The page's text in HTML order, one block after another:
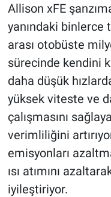
Allison xFE
yanındaki binlerce
arası otobüste
sürecinde kendini
daha düşük
yüksek viteste ve
çalışmasını
verimliliğini
emisyonları
ısı atımını
iyileştiriyor.